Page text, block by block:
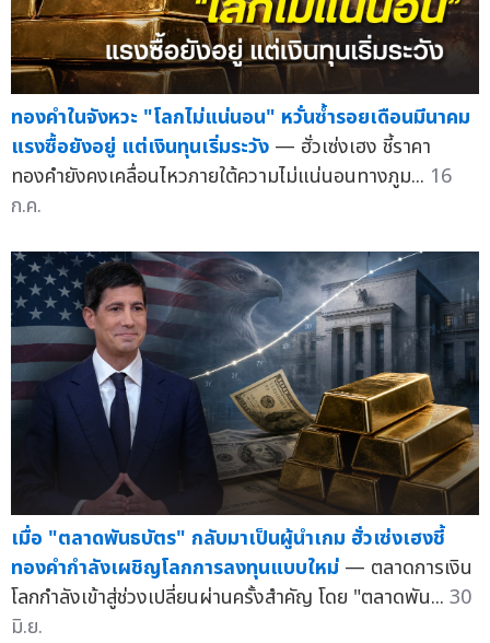
ทองคำในจังหวะ "โลกไม่แน่นอน" หวั่นซ้ำรอยเดือนมีนาคม
แรงซื้อยังอยู่ แต่เงินทุนเริ่มระวัง — ฮั่วเซ่งเฮง ชี้ราคา
ทองคำยังคงเคลื่อนไหวภายใต้ความไม่แน่นอนทางภูม... 16
ก.ค.
เมื่อ "ตลาดพันธบัตร" กลับมาเป็นผู้นำเกม ฮั่วเซ่งเฮงชี้
ทองคำกำลังเผชิญโลกการลงทุนแบบใหม่ — ตลาดการเงิน
โลกกำลังเข้าสู่ช่วงเปลี่ยนผ่านครั้งสำคัญ โดย "ตลาดพัน... 30
มิ.ย.